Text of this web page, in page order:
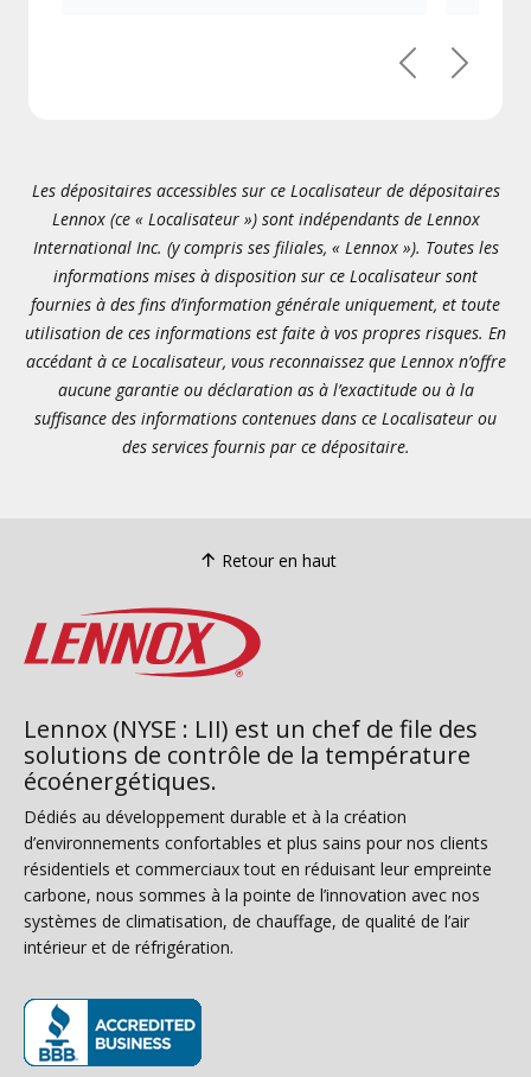
PrécédentSuivant
Les dépositaires accessibles sur ce Localisateur de dépositaires
Lennox (ce « Localisateur ») sont indépendants de Lennox
International Inc. (y compris ses filiales, « Lennox »). Toutes les
informations mises à disposition sur ce Localisateur sont
fournies à des fins d’information générale uniquement, et toute
utilisation de ces informations est faite à vos propres risques. En
accédant à ce Localisateur, vous reconnaissez que Lennox n’offre
aucune garantie ou déclaration as à l’exactitude ou à la
suffisance des informations contenues dans ce Localisateur ou
des services fournis par ce dépositaire.
Retour en haut
Lennox (NYSE : LII) est un chef de file des
solutions de contrôle de la température
écoénergétiques.
Dédiés au développement durable et à la création
d’environnements confortables et plus sains pour nos clients
résidentiels et commerciaux tout en réduisant leur empreinte
carbone, nous sommes à la pointe de l’innovation avec nos
systèmes de climatisation, de chauffage, de qualité de l’air
intérieur et de réfrigération.